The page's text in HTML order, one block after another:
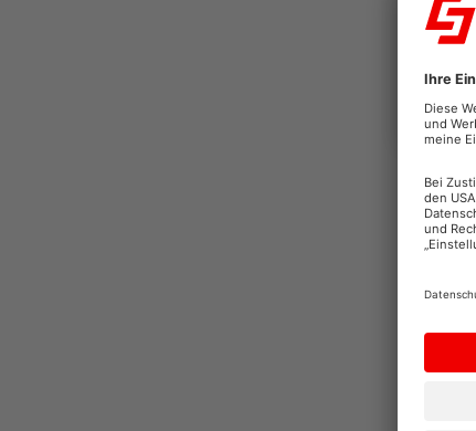
pro
¹ Gültig
bzw.
² 3